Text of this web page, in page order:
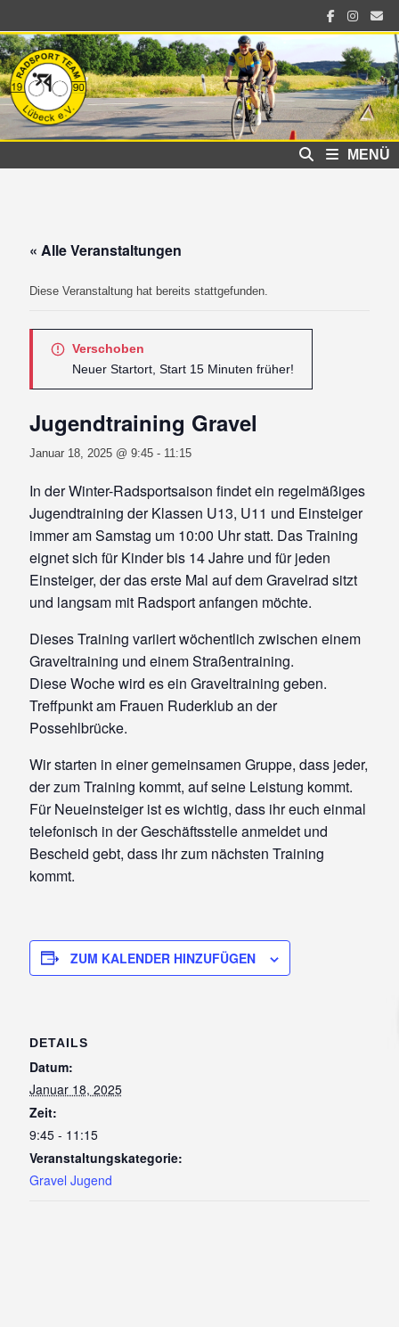
springen
MENÜ
« Alle Veranstaltungen
Diese Veranstaltung hat bereits stattgefunden.
Verschoben
Neuer Startort, Start 15 Minuten früher!
Jugendtraining Gravel
Januar 18, 2025 @ 9:45- 11:15
In der Winter-Radsportsaison findet ein regelmäßiges
Jugendtraining der Klassen U13, U11 und Einsteiger
immer am Samstag um 10:00 Uhr statt. Das Training
eignet sich für Kinder bis 14 Jahre und für jeden
Einsteiger, der das erste Mal auf dem Gravelrad sitzt
und langsam mit Radsport anfangen möchte.
Dieses Training variiert wöchentlich zwischen einem
Graveltraining und einem Straßentraining.
Diese Woche wird es ein Graveltraining geben.
Treffpunkt am Frauen Ruderklub an der
Possehlbrücke.
Wir starten in einer gemeinsamen Gruppe, dass jeder,
der zum Training kommt, auf seine Leistung kommt.
Für Neueinsteiger ist es wichtig, dass ihr euch einmal
telefonisch in der Geschäftsstelle anmeldet und
Bescheid gebt, dass ihr zum nächsten Training
kommt.
ZUM KALENDER HINZUFÜGEN
DETAILS
Datum:
Januar 18, 2025
Zeit:
9:45 - 11:15
Veranstaltungskategorie:
Gravel Jugend